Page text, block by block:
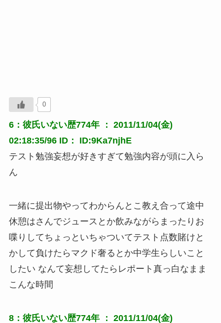
0
6：彼氏いない歴774年 ： 2011/11/04(金)
02:18:35/96 ID： ID:9Ka7njhE
テスト勉強妄想が好きすぎて勉強内容が頭に入ら
ん
一緒に提出物やってわからんとこ教え合って途中
休憩はさんでジュースとか飲みながらまったりお
喋りしてちょっといちゃついてテスト点数賭けと
かして負けたらマクド奢るとか中学生らしいこと
したい なんて妄想してたらレポート真っ白なまま
こんな時間
8：彼氏いない歴774年 ： 2011/11/04(金)